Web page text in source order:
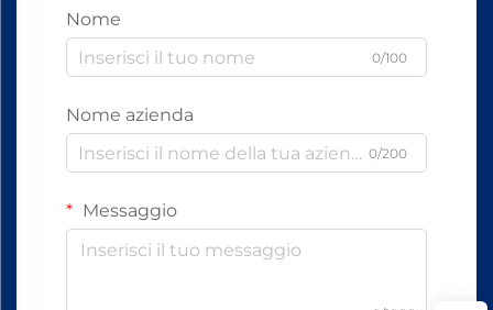
Nome
0/100
Nome azienda
0/200
Messaggio